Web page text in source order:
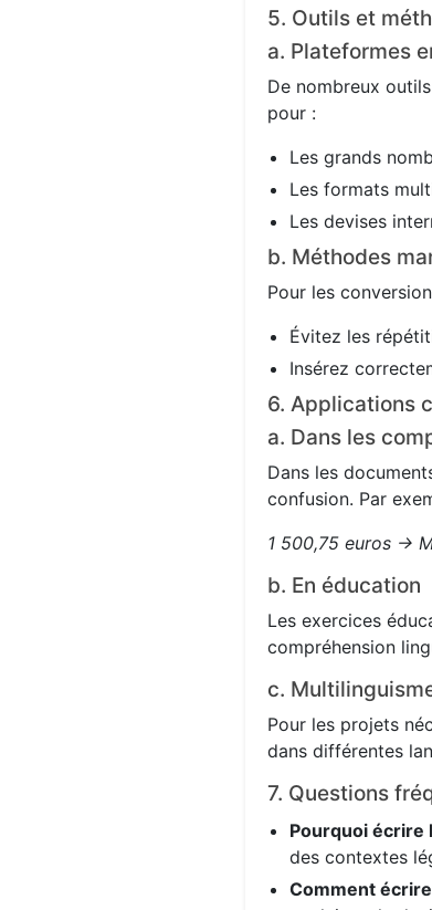
5. Outils et
a. Plateformes
De nombreux
pour :
Les grands
Les formats
Les devises
b. Méthodes
Pour les
Évitez les
Insérez
6. Applications
a. Dans les
Dans les
confusion. Par
1 500,75 euros →
b. En éducation
Les exercices
compréhension
c.
Pour les projets
dans différentes
7. Questions
Pourquoi écrire
des contextes
Comment